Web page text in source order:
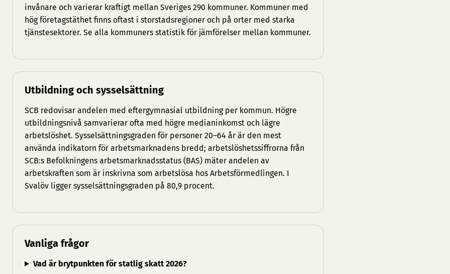
invånare och varierar kraftigt mellan Sveriges 290 kommuner. Kommuner med
hög företagstäthet finns oftast i storstadsregioner och på orter med starka
tjänstesektorer. Se alla kommuners statistik för jämförelser mellan kommuner.
Utbildning och sysselsättning
SCB redovisar andelen med eftergymnasial utbildning per kommun. Högre
utbildningsnivå samvarierar ofta med högre medianinkomst och lägre
arbetslöshet. Sysselsättningsgraden för personer 20–64 år är den mest
använda indikatorn för arbetsmarknadens bredd; arbetslöshetssiffrorna från
SCB:s Befolkningens arbetsmarknadsstatus (BAS) mäter andelen av
arbetskraften som är inskrivna som arbetslösa hos Arbetsförmedlingen. I
Svalöv ligger sysselsättningsgraden på 80,9 procent.
Vanliga frågor
Vad är brytpunkten för statlig skatt 2026?